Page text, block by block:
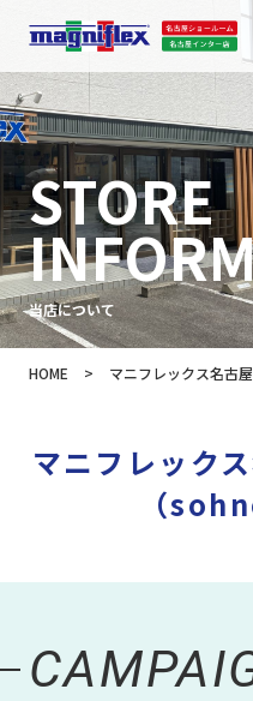
STORE
当店について
HOME > マニフレックス名古
マニフレック
（